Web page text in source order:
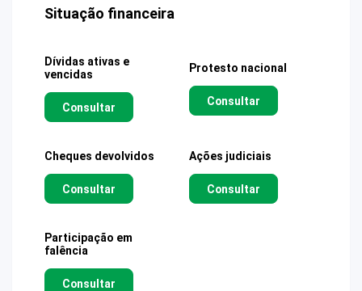
Situação financeira
Dívidas ativas e
vencidas
Consultar
Protesto nacional
Consultar
Cheques devolvidos
Consultar
Ações judiciais
Consultar
Participação em
falência
Consultar